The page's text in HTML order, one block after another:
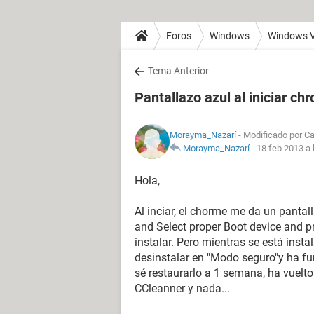
Foros Windows Windows
Tema Anterior
Pantallazo azul al iniciar
Morayma_Nazarí- Modificado por
Morayma_Nazarí- 18 feb 2013 a
Hola,
Al inciar, el chorme me da un
and Select proper Boot device and
instalar. Pero mientras se está
desinstalar en "Modo seguro"y ha
sé restaurarlo a 1 semana, ha
CCleanner y nada...